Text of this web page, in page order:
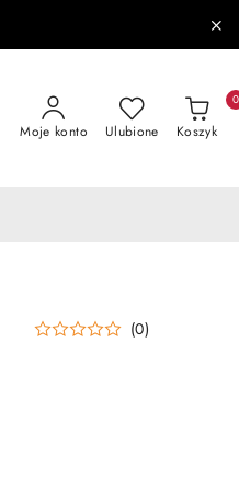
Moje konto Ulubione Koszyk
0
(0)